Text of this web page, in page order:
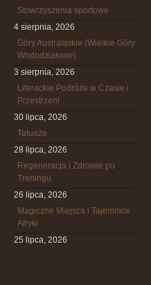
Stowrzyszenia sportowe
4 sierpnia, 2026
Góry Australijskie (Wielkie Góry
Wododziałowe)
3 sierpnia, 2026
Literackie Podróże w Czasie i
Przestrzeni
30 lipca, 2026
Tatuaże
28 lipca, 2026
Regeneracja i Zdrowie po
Treningu
26 lipca, 2026
Magiczne Miejsca i Tajemnice
Afryki
25 lipca, 2026